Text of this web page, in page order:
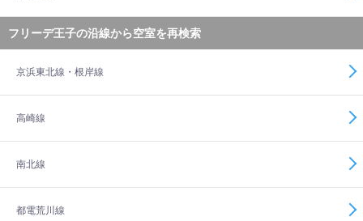
フリーデ王子の沿線から空室を再検索
京浜東北線・根岸線
高崎線
南北線
都電荒川線